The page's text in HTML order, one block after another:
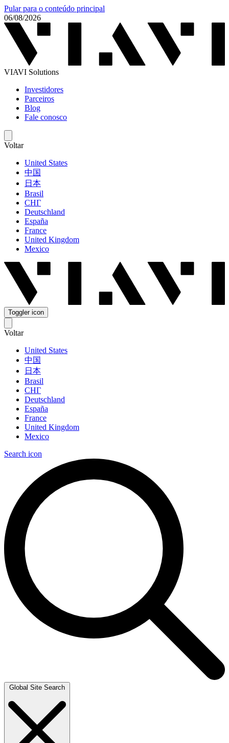
Pular para o conteúdo principal
06/08/2026
VIAVI Solutions
Investidores
Parceiros
Blog
Fale conosco
Voltar
United States
中国
日本
Brasil
СНГ
Deutschland
España
France
United Kingdom
Mexico
Toggler icon
Voltar
United States
中国
日本
Brasil
СНГ
Deutschland
España
France
United Kingdom
Mexico
Search icon
Global Site Search